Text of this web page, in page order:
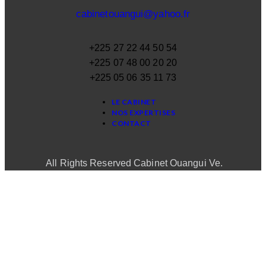
cabinetouangui@yahoo.fr
+225 27 22 44 50 54
+225 07 48 00 20 20
+225 05 06 35 11 73
LE CABINET
NOS EXPERTISES
CONTACT
All Rights Reserved Cabinet Ouangui Ve.